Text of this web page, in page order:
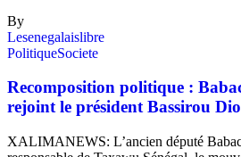
By
Lesenegalaislibre
PolitiqueSociete
Recomposition politique :
rejoint le président Bassirou
XALIMANEWS: L’ancien député